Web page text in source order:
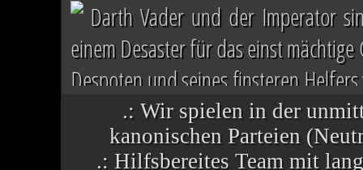
Darth Vader und der Imperator
einem Desaster für das einst
Despoten und seines finsteren
Chaos herrscht auf vielen Welten,
.: Wir spielen in der
kanonischen Parteien
.: Hilfsbereites Team mit